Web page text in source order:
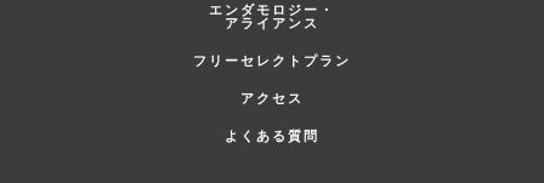
エンダモロジー・
アライアンス
フリーセレクトプラン
アクセス
よくある質問